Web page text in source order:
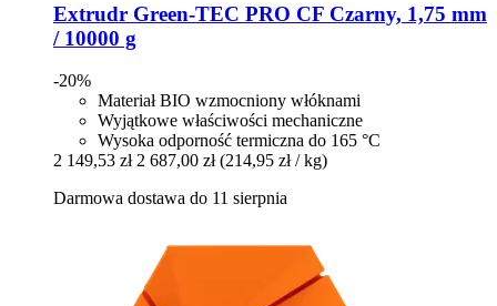
Extrudr Green-​TEC PRO CF Czarny, 1,75 mm
/ 10000 g
-20%
Materiał BIO wzmocniony włóknami
Wyjątkowe właściwości mechaniczne
Wysoka odporność termiczna do 165 °C
2 149,53 zł 2 687,00 zł (214,95 zł / kg)
Darmowa dostawa do 11 sierpnia